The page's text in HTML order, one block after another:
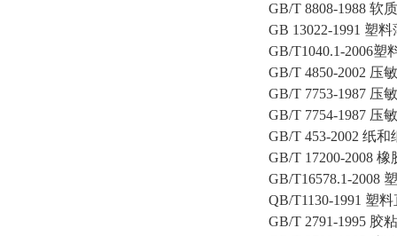
GB/T 8808-1988 软
GB 13022-1991 塑
GB/T1040.1-2006塑
GB/T 4850-2002 压
GB/T 7753-1987 压
GB/T 7754-1987 压
GB/T 453-2002 纸
GB/T 17200-2008
GB/T16578.1-2008
QB/T1130-1991 塑
GB/T 2791-1995 胶